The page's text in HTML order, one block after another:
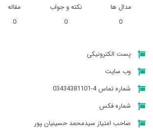
مدال ها
0
نکته و جواب
0
مقاله
0
پست الکترونیکی
وب سایت
شماره تماس 4-03434381101
شماره فکس
صاحب امتیاز سیدمحمد حسینیان ‍‍پور